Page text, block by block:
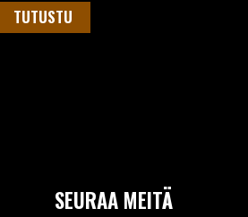
TUTUSTU
SEURAA MEITÄ